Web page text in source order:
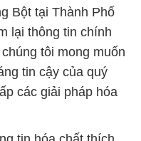
Bột tại Thành Phố
lại thông tin chính
tôi mong muốn
tin cậy của quý
các giải pháp hóa